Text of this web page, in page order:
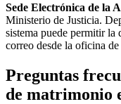
Sede Electrónica de la
Ministerio de Justicia.
sistema puede permitir la
correo desde la oficina de
Preguntas
de matrimonio